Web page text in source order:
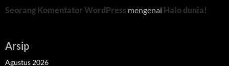
Seorang Komentator WordPress mengenai Halo dunia!
Arsip
Agustus 2026